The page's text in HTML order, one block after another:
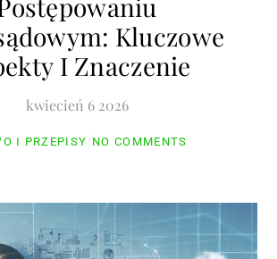
Kluczowe
I Znaczenie
kwiecień 6 2026
I PRZEPISY NO COMMENTS